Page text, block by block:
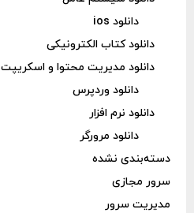
دانلود ios
دانلود کتاب الکترونیکی
دانلود مدیریت محتوا و اسکریپت
دانلود وردپرس
دانلود نرم افزار
دانلود مرورگر
دسته‌بندی نشده
سرور مجازی
مدیریت سرور